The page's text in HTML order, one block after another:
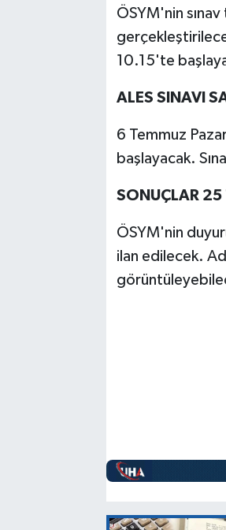
ÖSYM'nin
10.15'te
ALES SINAVI
6 Temmuz
başlayacak.
SONUÇLAR
ÖSYM'nin
ilan edilecek.